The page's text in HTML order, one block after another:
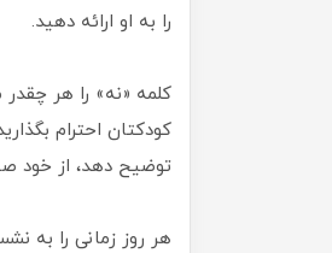
را به او ارائه دهید.
کلمه «نه» را هر
کودکتان احترام
توضیح دهد، از خود
هر روز زمانی را به